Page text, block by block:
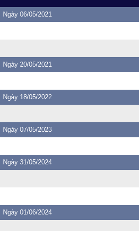
Ngày 06/05/2021
Ngày 20/05/2021
Ngày 18/05/2022
Ngày 07/05/2023
Ngày 31/05/2024
Ngày 01/06/2024